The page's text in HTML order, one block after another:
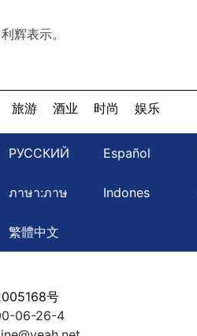
辉表示。
旅游 酒业 时尚 娱乐
РУССКИЙ Español
ภาษา:ภาษ Indones
繁體中文
号
06-26-4